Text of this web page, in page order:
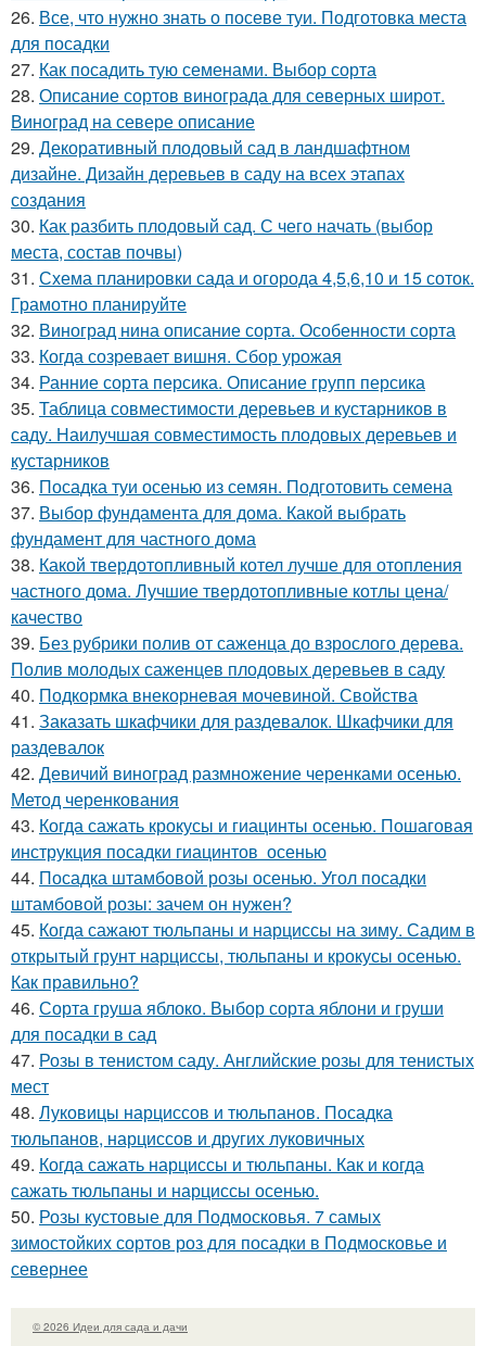
26. Все, что нужно знать о посеве туи. Подготовка места
для посадки
27. Как посадить тую семенами. Выбор сорта
28. Описание сортов винограда для северных широт.
Виноград на севере описание
29. Декоративный плодовый сад в ландшафтном
дизайне. Дизайн деревьев в саду на всех этапах
создания
30. Как разбить плодовый сад. С чего начать (выбор
места, состав почвы)
31. Схема планировки сада и огорода 4,5,6,10 и 15 соток.
Грамотно планируйте
32. Виноград нина описание сорта. Особенности сорта
33. Когда созревает вишня. Сбор урожая
34. Ранние сорта персика. Описание групп персика
35. Таблица совместимости деревьев и кустарников в
саду. Наилучшая совместимость плодовых деревьев и
кустарников
36. Посадка туи осенью из семян. Подготовить семена
37. Выбор фундамента для дома. Какой выбрать
фундамент для частного дома
38. Какой твердотопливный котел лучше для отопления
частного дома. Лучшие твердотопливные котлы цена/
качество
39. Без рубрики полив от саженца до взрослого дерева.
Полив молодых саженцев плодовых деревьев в саду
40. Подкормка внекорневая мочевиной. Свойства
41. Заказать шкафчики для раздевалок. Шкафчики для
раздевалок
42. Девичий виноград размножение черенками осенью.
Метод черенкования
43. Когда сажать крокусы и гиацинты осенью. Пошаговая
инструкция посадки гиацинтов осенью
44. Посадка штамбовой розы осенью. Угол посадки
штамбовой розы: зачем он нужен?
45. Когда сажают тюльпаны и нарциссы на зиму. Садим в
открытый грунт нарциссы, тюльпаны и крокусы осенью.
Как правильно?
46. Сорта груша яблоко. Выбор сорта яблони и груши
для посадки в сад
47. Розы в тенистом саду. Английские розы для тенистых
мест
48. Луковицы нарциссов и тюльпанов. Посадка
тюльпанов, нарциссов и других луковичных
49. Когда сажать нарциссы и тюльпаны. Как и когда
сажать тюльпаны и нарциссы осенью.
50. Розы кустовые для Подмосковья. 7 самых
зимостойких сортов роз для посадки в Подмосковье и
севернее
© 2026 Идеи для сада и дачи